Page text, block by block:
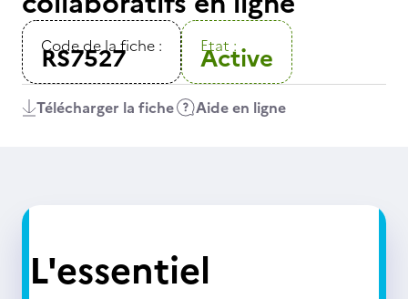
Code de la fiche :
RS7527 Etat :
Active
Télécharger la fiche Aide en ligne
L'essentiel